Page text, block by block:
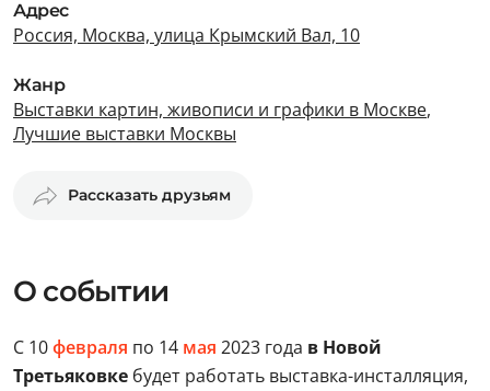
Адрес
Россия, Москва, улица Крымский Вал, 10
Жанр
Выставки картин, живописи и графики в Москве,
Лучшие выставки Москвы
Рассказать друзьям
О событии
С 10февраля по 14 мая 2023 года в Новой
Третьяковке будет работать выставка-инсталляция,